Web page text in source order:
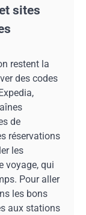
sites
restent la
des codes
de
réservations
les
voyage, qui
Pour aller
les bons
aux stations